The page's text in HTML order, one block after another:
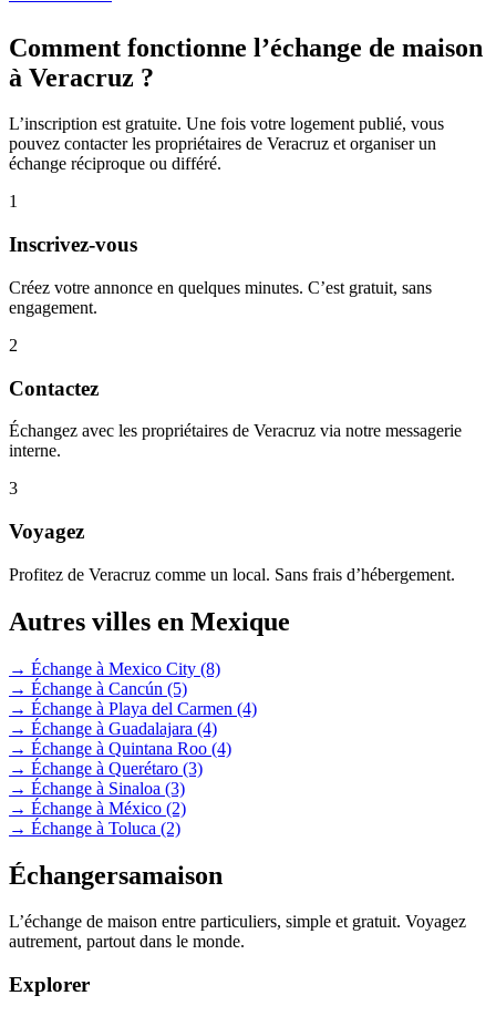
Comment fonctionne l’échange de maison
à Veracruz ?
L’inscription est gratuite. Une fois votre logement publié, vous
pouvez contacter les propriétaires de Veracruz et organiser un
échange réciproque ou différé.
1
Inscrivez-vous
Créez votre annonce en quelques minutes. C’est gratuit, sans
engagement.
2
Contactez
Échangez avec les propriétaires de Veracruz via notre messagerie
interne.
3
Voyagez
Profitez de Veracruz comme un local. Sans frais d’hébergement.
Autres villes en Mexique
→ Échange à Mexico City (8)
→ Échange à Cancún (5)
→ Échange à Playa del Carmen (4)
→ Échange à Guadalajara (4)
→ Échange à Quintana Roo (4)
→ Échange à Querétaro (3)
→ Échange à Sinaloa (3)
→ Échange à México (2)
→ Échange à Toluca (2)
Échangersamaison
L’échange de maison entre particuliers, simple et gratuit. Voyagez
autrement, partout dans le monde.
Explorer